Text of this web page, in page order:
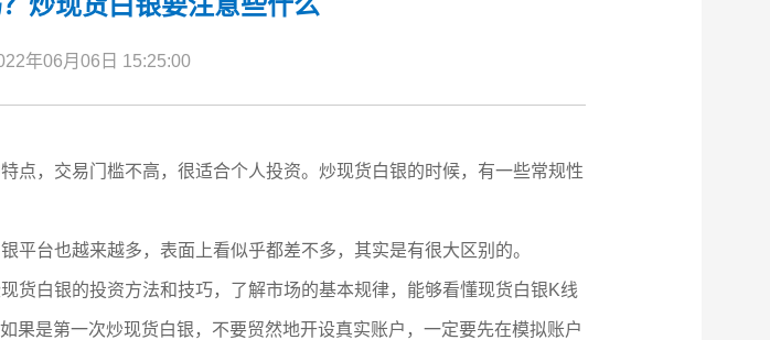
年06月06日 15:25:00
点，交易门槛不高，很适合个人投资。炒现货白银的时候，有一些常规性
台也越来越多，表面上看似乎都差不多，其实是有很大区别的。
货白银的投资方法和技巧，了解市场的基本规律，能够看懂现货白银K线
果是第一次炒现货白银，不要贸然地开设真实账户，一定要先在模拟账户